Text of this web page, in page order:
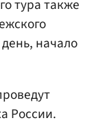
тура также
начало
России.